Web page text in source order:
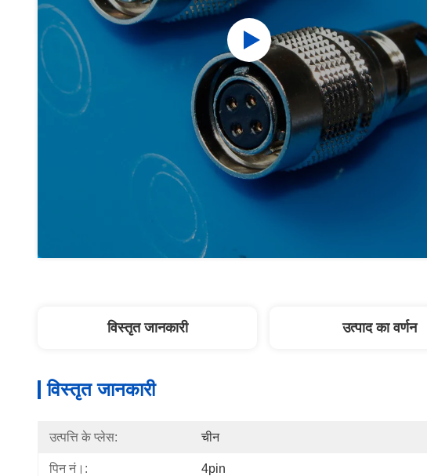
विस्तृत जानकारी उत्पाद का वर्णन
विस्तृत जानकारी
उत्पत्ति के प्लेस: चीन
पिन नं।: 4pin